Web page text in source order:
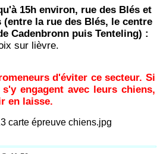
15h environ, rue des Blés et
la rue des Blés, le centre
Cadenbronn puis Tenteling) :
sur lièvre.
d'éviter ce secteur. Si
engagent avec leurs chiens,
en laisse.